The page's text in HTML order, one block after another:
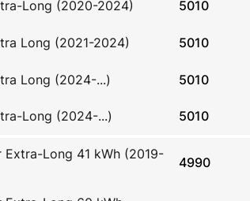
Long (2020-2024) 5010
Long (2021-2024) 5010
Long (2024-...) 5010
Long (2024-...) 5010
Extra-Long 41 kWh (2019-
4990